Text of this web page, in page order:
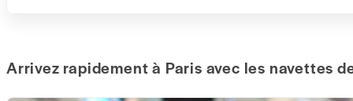
Arrivez rapidement à Paris avec les navettes